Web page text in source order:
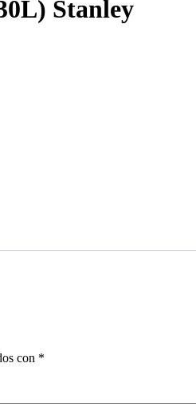
Stanley
con *